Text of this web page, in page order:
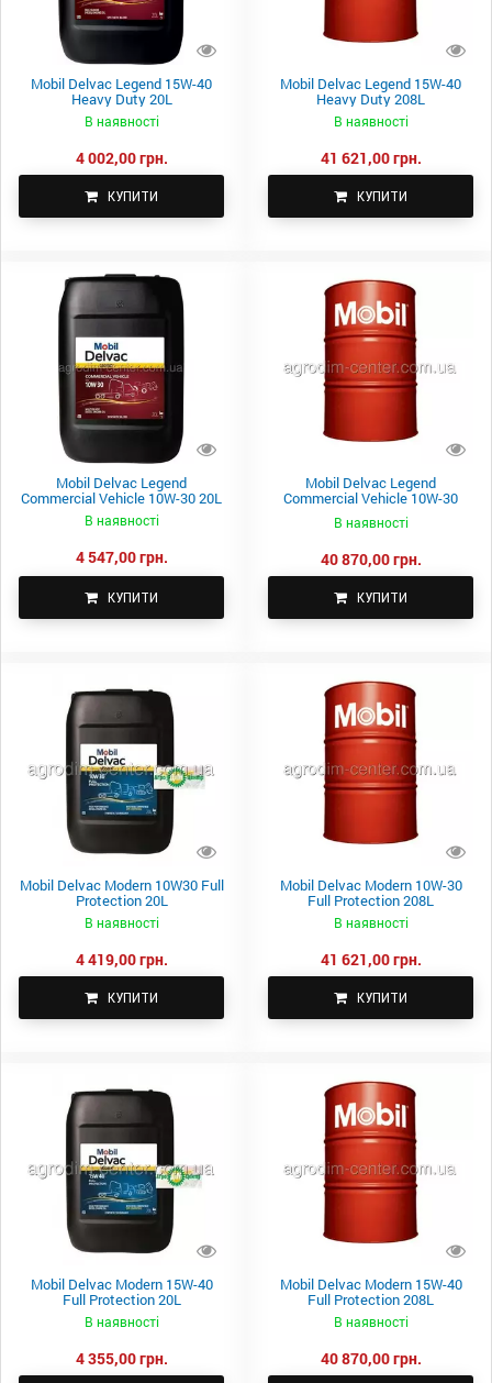
Mobil Delvac Legend 15W-40
Heavy Duty 20L
В наявності
4 002,00 грн.
КУПИТИ
Mobil Delvac Legend 15W-40
Heavy Duty 208L
В наявності
41 621,00 грн.
КУПИТИ
Mobil Delvac Legend
Commercial Vehicle 10W-30 20L
В наявності
4 547,00 грн.
КУПИТИ
Mobil Delvac Legend
Commercial Vehicle 10W-30
В наявності
40 870,00 грн.
КУПИТИ
Mobil Delvac Modern 10W30 Full
Protection 20L
В наявності
4 419,00 грн.
КУПИТИ
Mobil Delvac Modern 10W-30
Full Protection 208L
В наявності
41 621,00 грн.
КУПИТИ
Mobil Delvac Modern 15W-40
Full Protection 20L
В наявності
4 355,00 грн.
Mobil Delvac Modern 15W-40
Full Protection 208L
В наявності
40 870,00 грн.